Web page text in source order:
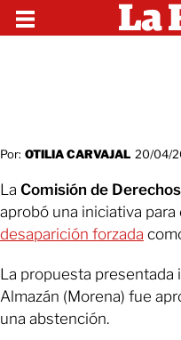
Por: OTILIA CARVAJAL 20/04/
La Comisión de
aprobó una iniciativa
desaparición forzada
La propuesta presentada
Almazán (Morena) fue
una abstención.